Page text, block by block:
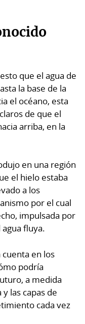
que el agua de
la base de la
el océano, esta
de que el
arriba, en la
en una región
el hielo estaba
a los
por el cual
impulsada por
fluya.
en los
podría
a medida
las capas de
cada vez